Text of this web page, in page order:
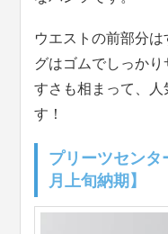
ウエストの前部分
グはゴムでしっか
すさも相まって、
す！
プリーツセンタ
月上旬納期】